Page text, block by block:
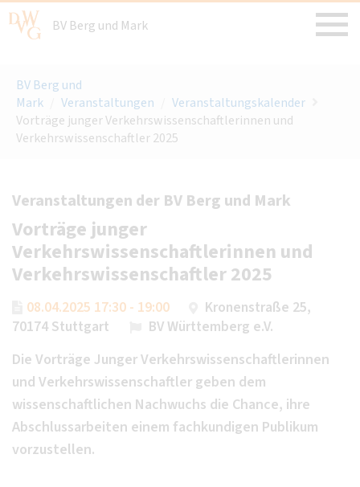
BV Berg und Mark
BV Berg und
Mark
Veranstaltungen
Veranstaltungskalender
Vorträge junger Verkehrswissenschaftlerinnen und
Verkehrswissenschaftler 2025
Veranstaltungen der BV Berg und Mark
Vorträge junger
Verkehrswissenschaftlerinnen und
Verkehrswissenschaftler 2025
08.04.2025 17:30 - 19:00
Kronenstraße 25,
70174 Stuttgart
BV Württemberg e.V.
Die Vorträge Junger Verkehrswissenschaftlerinnen
und Verkehrswissenschaftler geben dem
wissenschaftlichen Nachwuchs die Chance, ihre
Abschlussarbeiten einem fachkundigen Publikum
vorzustellen.